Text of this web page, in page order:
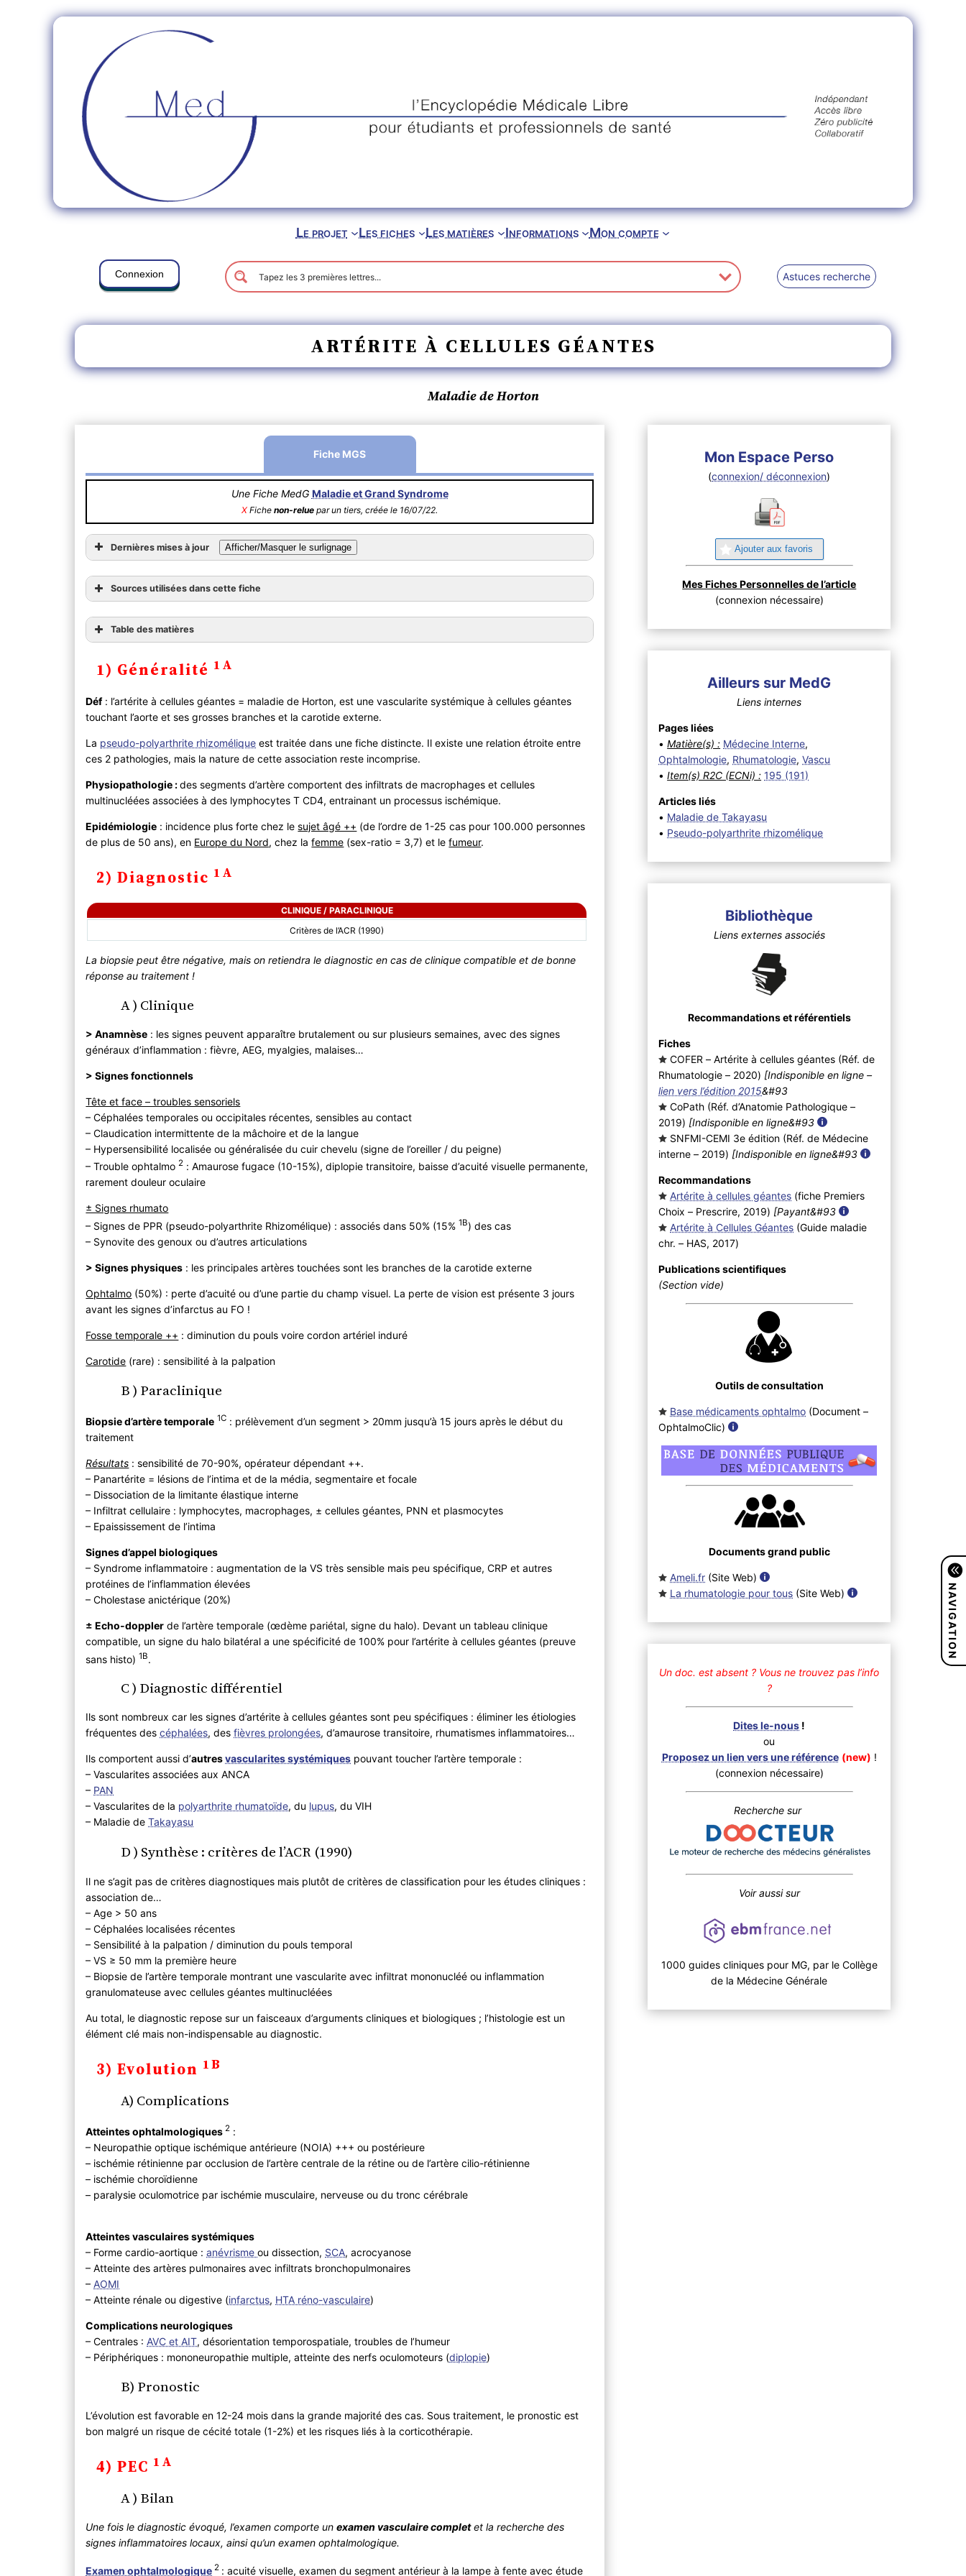
Le projet Les fiches Les matières Informations Mon compte
Connexion Astuces recherche
ARTÉRITE À CELLULES GÉANTES
Maladie de Horton
Fiche MGS
Une Fiche MedG Maladie et Grand Syndrome
X Fichenon-relue par un tiers, créée le 16/07/22.
Dernières mises à jour
Sources utilisées dans cette fiche
Table des matières
2) Diagnostic
B ) Paraclinique
C ) Diagnostic différentiel
D ) Synthèse : critères de l’ACR (1990)
3) Evolution
A) Complications
B) Pronostic
A ) Bilan
1) Généralité 1A
Déf: l’artérite à cellules géantes = maladie de Horton, est une vascularite systémique à cellules géantes
touchant l’aorte et ses grosses branches et la carotide externe.
La pseudo-polyarthrite rhizomélique est traitée dans une fiche distincte. Il existe une relation étroite entre
ces 2 pathologies, mais la nature de cette association reste incomprise.
Physiopathologie :des segments d’artère comportent des infiltrats de macrophages et cellules
multinucléées associées à des lymphocytes T CD4, entrainant un processus ischémique.
Epidémiologie : incidence plus forte chez lesujet âgé ++ (de l’ordre de 1-25 cas pour 100.000 personnes
de plus de 50 ans), en Europe du Nord, chez lafemme (sex-ratio = 3,7) et lefumeur.
2) Diagnostic 1A
CLINIQUE / PARACLINIQUE
Critères de l’ACR (1990)
La biopsie peut être négative, mais on retiendra le diagnostic en cas de clinique compatible et de bonne
réponse au traitement !
A ) Clinique
> Anamnèse : les signes peuvent apparaître brutalement ou sur plusieurs semaines, avec des signes
généraux d’inflammation : fièvre, AEG, myalgies, malaises…
> Signes fonctionnels
Tête et face – troubles sensoriels
– Céphalées temporales ou occipitales récentes, sensibles au contact
– Claudication intermittente de la mâchoire et de la langue
– Hypersensibilité localisée ou généralisée du cuir chevelu (signe de l’oreiller / du peigne)
– Trouble ophtalmo2 :Amaurose fugace (10-15%), diplopie transitoire, baisse d’acuité visuelle permanente,
rarement douleur oculaire
± Signes rhumato
– Signes de PPR (pseudo-polyarthrite Rhizomélique) : associés dans 50% (15% 1B) des cas
– Synovite des genoux ou d’autres articulations
> Signes physiques : les principales artères touchées sont les branches de la carotide externe
Ophtalmo (50%) : perte d’acuité ou d’une partie du champ visuel. La perte de vision est présente 3 jours
avant les signes d’infarctus au FO !
Fosse temporale ++ : diminution du pouls voire cordon artériel induré
Carotide (rare) : sensibilité à la palpation
B ) Paraclinique
Biopsie d’artère temporale 1C : prélèvement d’un segment > 20mm jusqu’à 15 jours après le début du
traitement
Résultats : sensibilité de 70-90%, opérateur dépendant ++.
– Panartérite = lésions de l’intima et de la média, segmentaire et focale
– Dissociation de la limitante élastique interne
– Infiltrat cellulaire : lymphocytes, macrophages, ± cellules géantes, PNN et plasmocytes
– Epaississement de l’intima
Signes d’appel biologiques
– Syndrome inflammatoire : augmentation de la VS très sensible mais peu spécifique, CRP et autres
protéines de l’inflammation élevées
– Cholestase anictérique (20%)
± Echo-doppler de l’artère temporale (œdème pariétal, signe du halo). Devant un tableau clinique
compatible, un signe du halo bilatéral a une spécificité de 100% pour l’artérite à cellules géantes (preuve
sans histo)1B.
C ) Diagnostic différentiel
Ils sont nombreux car les signes d’artérite à cellules géantes sont peu spécifiques : éliminer les étiologies
fréquentes descéphalées, desfièvres prolongées, d’amaurose transitoire, rhumatismes inflammatoires…
Ils comportent aussi d’autresvascularites systémiques pouvant toucher l’artère temporale :
– Vascularites associées aux ANCA
– PAN
– Vascularites de la polyarthrite rhumatoïde, du lupus, du VIH
– Maladie deTakayasu
D ) Synthèse : critères de l’ACR (1990)
Il ne s’agit pas de critères diagnostiques mais plutôt de critères de classification pour les études cliniques :
association de…
– Age > 50 ans
– Céphalées localisées récentes
– Sensibilité à la palpation / diminution du pouls temporal
– VS ≥ 50 mm la première heure
– Biopsie de l’artère temporale montrant une vascularite avec infiltrat mononucléé ou inflammation
granulomateuse avec cellules géantes multinucléées
Au total, le diagnostic repose sur un faisceaux d’arguments cliniques et biologiques ; l’histologie est un
élément clé mais non-indispensable au diagnostic.
3) Evolution 1B
A) Complications
Atteintes ophtalmologiques2 :
– Neuropathie optique ischémique antérieure (NOIA) +++ ou postérieure
– ischémie rétinienne par occlusion de l’artère centrale de la rétine ou de l’artère cilio-rétinienne
– ischémie choroïdienne
– paralysie oculomotrice par ischémie musculaire, nerveuse ou du tronc cérébrale
Atteintes vasculaires systémiques
– Forme cardio-aortique :anévrismeou dissection, SCA, acrocyanose
– Atteinte des artères pulmonaires avec infiltrats bronchopulmonaires
–AOMI
– Atteinte rénale ou digestive (infarctus, HTA réno-vasculaire)
Complications neurologiques
– Centrales :AVC et AIT, désorientation temporospatiale, troubles de l’humeur
– Périphériques : mononeuropathie multiple, atteinte des nerfs oculomoteurs (diplopie)
B) Pronostic
L’évolution est favorable en 12-24 mois dans la grande majorité des cas. Sous traitement, le pronostic est
bon malgré un risque de cécité totale (1-2%) et les risques liés à la corticothérapie.
4) PEC 1A
A ) Bilan
Une fois le diagnostic évoqué, l’examen comporte unexamen vasculaire completet la recherche des
signes inflammatoires locaux, ainsi qu’un examen ophtalmologique.
Examen ophtalmologique 2 : acuité visuelle, examen du segment antérieur à la lampe à fente avec étude
Mon Espace Perso
(connexion/ déconnexion)
Ajouter aux favoris
Mes Fiches Personnelles de l’article
(connexion nécessaire)
Ailleurs sur MedG
Liens internes
Pages liées
•Matière(s) : Médecine Interne,
Ophtalmologie, Rhumatologie,Vascu
•Item(s) R2C (ECNi) : 195 (191)
Articles liés
• Maladie de Takayasu
• Pseudo-polyarthrite rhizomélique
Bibliothèque
Liens externes associés
Recommandations et référentiels
Fiches
COFER – Artérite à cellules géantes (Réf. de
Rhumatologie – 2020) [Indisponible en ligne –
lien vers l’édition 2015&#93
CoPath (Réf. d’Anatomie Pathologique –
2019) [Indisponible en ligne&#93
SNFMI-CEMI 3e édition (Réf. de Médecine
interne – 2019) [Indisponible en ligne&#93
Recommandations
Artérite à cellules géantes (fiche Premiers
Choix – Prescrire, 2019) [Payant&#93
Artérite à Cellules Géantes (Guide maladie
chr. – HAS, 2017)
Publications scientifiques
(Section vide)
Outils de consultation
Base médicaments ophtalmo (Document –
OphtalmoClic)
Documents grand public
Ameli.fr (Site Web)
La rhumatologie pour tous (Site Web)
Un doc. est absent ? Vous ne trouvez pas l’info
?
Dites le-nous !
ou
Proposez un lien vers une référence (new) !
(connexion nécessaire)
Recherche sur
Voir aussi sur
1000 guides cliniques pour MG, par le Collège
de la Médecine Générale
NAVIGATION